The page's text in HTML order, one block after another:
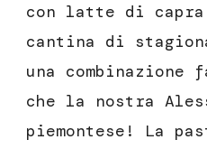
con latte di
cantina di
una
che la nostra
piemontese! La